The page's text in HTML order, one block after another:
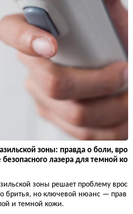
зоны: правда о боли, вро
лазера для темной ко
зоны решает проблему врос
бритья, но ключевой нюанс — прав
и темной кожи.